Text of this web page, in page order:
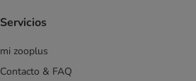
Servicios
mi zooplus
Contacto & FAQ